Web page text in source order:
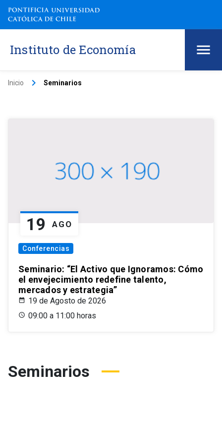
Instituto de Economía
Inicio keyboard_arrow_right Seminarios
19 AGO
Conferencias
Seminario: “El Activo que Ignoramos: Cómo
el envejecimiento redefine talento,
mercados y estrategia”
19 de Agosto de 2026
09:00 a 11:00 horas
Seminarios